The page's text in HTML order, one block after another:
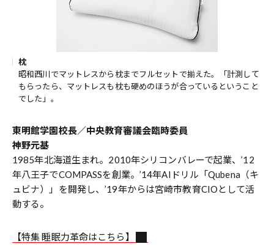
枕
昭和西川でマットレスから枕までフルセットで揃えた。「計測して
もらったら、マットレスも枕も硬めのほうが合っているということ
でした」。
東明館学園校長／中央教育審議会臨時委員
神野元基
1985年北海道生まれ。2010年シリコンバレーで起業、’12
年八王子でCOMPASSを創業。’14年AIドリル「Qubena（キ
ュビナ）」を開発し、’19年からは宮崎市教育CIOとして活
動する。
【特集 睡眠力革命はこちら】